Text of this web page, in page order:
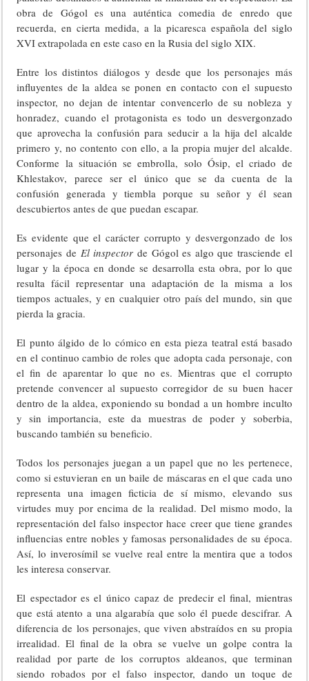
obra de Gógol es una auténtica comedia de enredo que
recuerda, en cierta medida, a la picaresca española del siglo
XVI extrapolada en este caso en la Rusia del siglo XIX.
Entre los distintos diálogos y desde que los personajes más
influyentes de la aldea se ponen en contacto con el supuesto
inspector, no dejan de intentar convencerlo de su nobleza y
honradez, cuando el protagonista es todo un desvergonzado
que aprovecha la confusión para seducir a la hija del alcalde
primero y, no contento con ello, a la propia mujer del alcalde.
Conforme la situación se embrolla, solo Ósip, el criado de
Khlestakov, parece ser el único que se da cuenta de la
confusión generada y tiembla porque su señor y él sean
descubiertos antes de que puedan escapar.
Es evidente que el carácter corrupto y desvergonzado de los
personajes de El inspector de Gógol es algo que trasciende el
lugar y la época en donde se desarrolla esta obra, por lo que
resulta fácil representar una adaptación de la misma a los
tiempos actuales, y en cualquier otro país del mundo, sin que
pierda la gracia.
El punto álgido de lo cómico en esta pieza teatral está basado
en el continuo cambio de roles que adopta cada personaje, con
el fin de aparentar lo que no es. Mientras que el corrupto
pretende convencer al supuesto corregidor de su buen hacer
dentro de la aldea, exponiendo su bondad a un hombre inculto
y sin importancia, este da muestras de poder y soberbia,
buscando también su beneficio.
Todos los personajes juegan a un papel que no les pertenece,
como si estuvieran en un baile de máscaras en el que cada uno
representa una imagen ficticia de sí mismo, elevando sus
virtudes muy por encima de la realidad. Del mismo modo, la
representación del falso inspector hace creer que tiene grandes
influencias entre nobles y famosas personalidades de su época.
Así, lo inverosímil se vuelve real entre la mentira que a todos
les interesa conservar.
El espectador es el único capaz de predecir el final, mientras
que está atento a una algarabía que solo él puede descifrar. A
diferencia de los personajes, que viven abstraídos en su propia
irrealidad. El final de la obra se vuelve un golpe contra la
realidad por parte de los corruptos aldeanos, que terminan
siendo robados por el falso inspector, dando un toque de